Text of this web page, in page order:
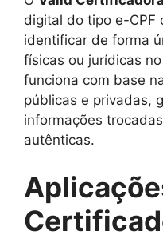
digital do tipo e-CPF
identificar de forma
físicas ou jurídicas
funciona com base
públicas e privadas,
informações
autênticas.